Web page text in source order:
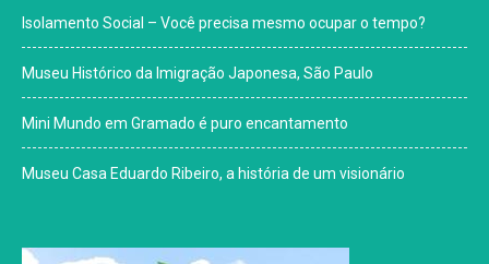
Isolamento Social – Você precisa mesmo ocupar o tempo?
Museu Histórico da Imigração Japonesa, São Paulo
Mini Mundo em Gramado é puro encantamento
Museu Casa Eduardo Ribeiro, a história de um visionário